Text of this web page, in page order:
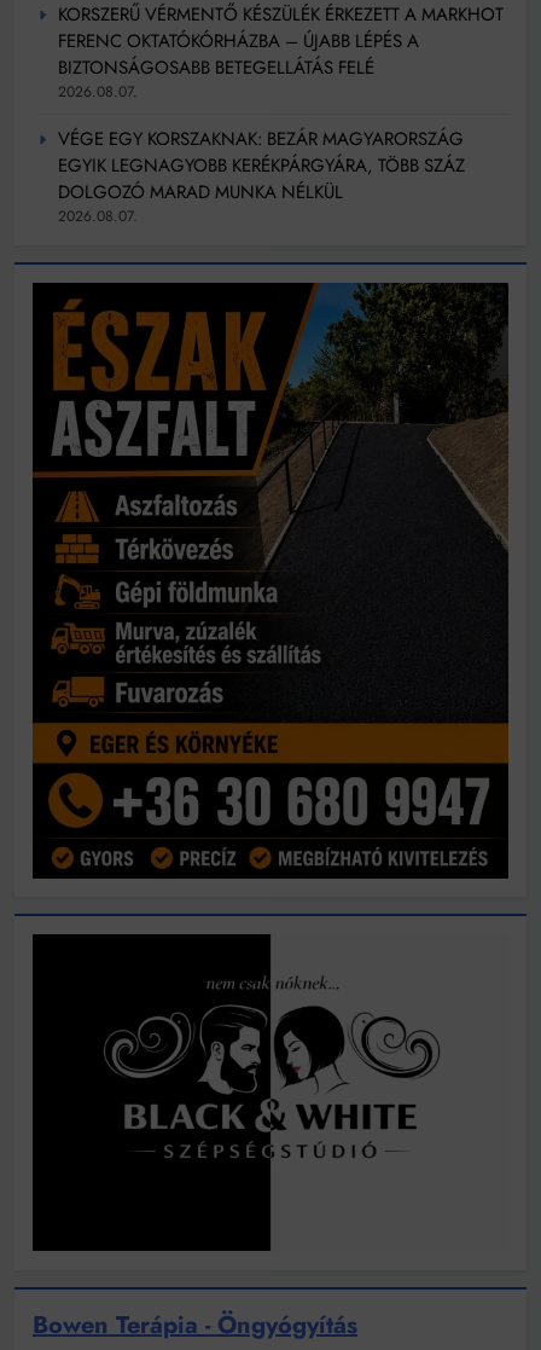
KORSZERŰ VÉRMENTŐ KÉSZÜLÉK ÉRKEZETT A MARKHOT
FERENC OKTATÓKÓRHÁZBA – ÚJABB LÉPÉS A
BIZTONSÁGOSABB BETEGELLÁTÁS FELÉ
2026.08.07.
VÉGE EGY KORSZAKNAK: BEZÁR MAGYARORSZÁG
EGYIK LEGNAGYOBB KERÉKPÁRGYÁRA, TÖBB SZÁZ
DOLGOZÓ MARAD MUNKA NÉLKÜL
2026.08.07.
Bowen Terápia - Öngyógyítás